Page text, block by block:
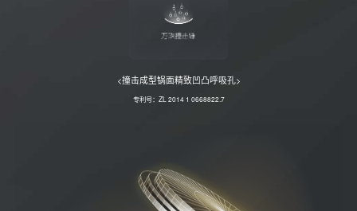
<撞击成型锅面精致凹凸呼吸孔>
专利号：ZL 2014 1 0668822.7